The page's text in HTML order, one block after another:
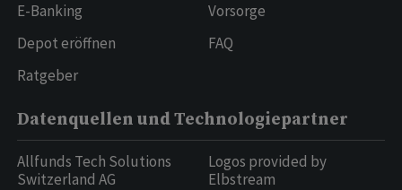
E-Banking
Depot eröffnen
Ratgeber
Vorsorge
FAQ
Datenquellen und Technologiepartner
Allfunds Tech Solutions
Switzerland AG
Logos provided by
Elbstream